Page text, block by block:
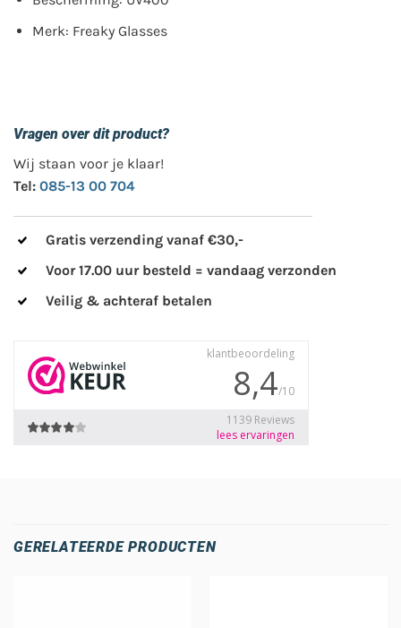
Merk: Freaky Glasses
Vragen over dit product?
Wij staan voor je klaar!
Tel: 085-13 00 704
Gratis verzending vanaf €30,-
Voor 17.00 uur besteld = vandaag verzonden
Veilig & achteraf betalen
GERELATEERDE PRODUCTEN